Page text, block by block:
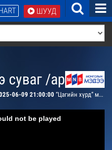
ШУУД
/архив/
06-09 21:00:00 “Цагийн хүрд” мэдээллийн хөтөлбөр /шууд/
not be played